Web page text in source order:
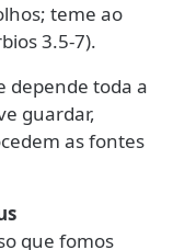
teme ao
3.5-7).
depende toda a
guardar,
as fontes
que fomos